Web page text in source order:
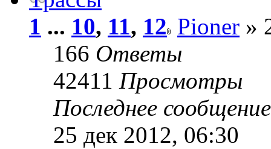
1 ... 10, 11, 12 Pioner »
166 Ответы
42411 Просмотры
Последнее
25 дек 2012, 06:30